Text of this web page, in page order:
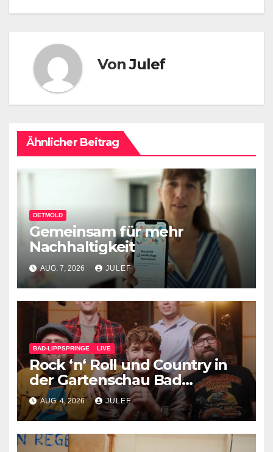
VonJulef
Ähnlicher Beitrag
DETMOLD
Gemeinsam für mehr
Nachhaltigkeit
AUG. 7, 2026 JULEF
BAD-LIPPSPRINGE LIVE
Rock ‘n‘ Roll und Country in
der Gartenschau Bad
Lippspringe
AUG. 4, 2026 JULEF